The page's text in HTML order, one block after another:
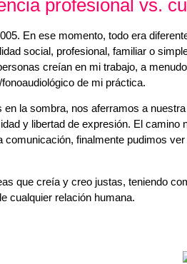
profesional vs.
En ese momento, todo era
social, profesional, familiar o
creían en mi trabajo, a
de mi práctica.
la sombra, nos aferramos a
y libertad de expresión. El
finalmente pudimos
que creía y creo justas, teniendo
cualquier relación humana.